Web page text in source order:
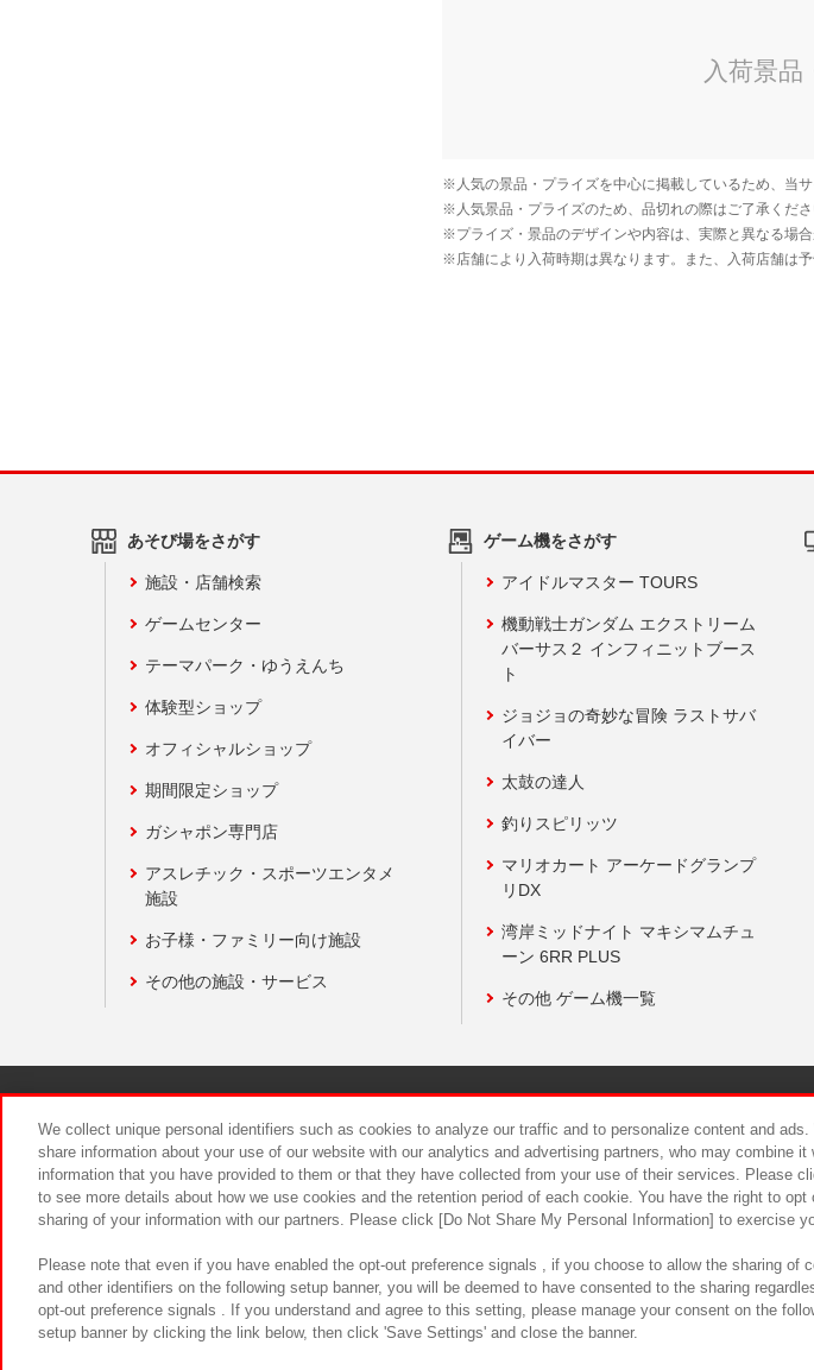
あそび場をさがす
施設・店舗検索
ゲームセンター
テーマパーク・ゆうえんち
体験型ショップ
オフィシャルショップ
期間限定ショップ
ガシャポン専門店
アスレチック・スポーツエンタメ
施設
お子様・ファミリー向け施設
その他の施設・サービス
ゲーム機をさがす
アイドルマスター TOURS
機動戦士ガンダム エクストリーム
バーサス２ インフィニットブース
ト
ジョジョの奇妙な冒険 ラストサバ
イバー
太鼓の達人
釣りスピリッツ
マリオカート アーケードグランプ
リDX
湾岸ミッドナイト マキシマムチュ
ーン 6RR PLUS
その他 ゲーム機一覧
食品のご提供について カスタマーハラスメン
We collect unique personal identifiers such as cookies to analyze our traffic and to personalize content and ads.
share information about your use of our website with our analytics and advertising partners, who may combine it
information that you have provided to them or that they have collected from your use of their services. Please
to see more details about how we use cookies and the retention period of each cookie. You have the right to opt
sharing of your information with our partners. Please click [Do Not Share My Personal Information] to exercise
Please note that even if you have enabled the opt-out preference signals , if you choose to allow the sharing of
and other identifiers on the following setup banner, you will be deemed to have consented to the sharing
opt-out preference signals . If you understand and agree to this setting, please manage your consent on the
setup banner by clicking the link below, then click 'Save Settings' and close the banner.